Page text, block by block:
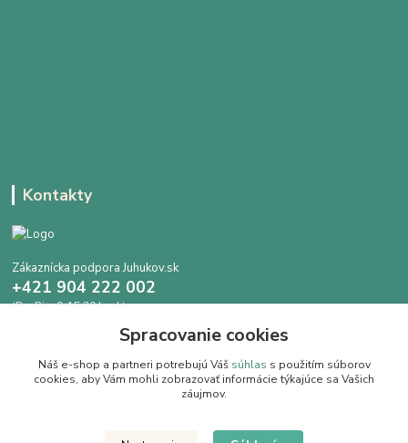
Kontakty
Zákaznícka podpora Juhukov.sk
+421 904 222 002
(Po-Pia, 9-15.30 hod.)
info@juhokov.skSpracovanie cookies
Náš e-shop a partneri potrebujú Váš súhlas s použitím súborov
cookies, aby Vám mohli zobrazovať informácie týkajúce sa Vašich
záujmov.